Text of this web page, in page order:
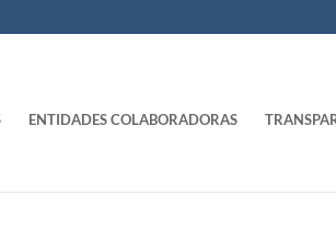
ENTIDADES COLABORADORAS